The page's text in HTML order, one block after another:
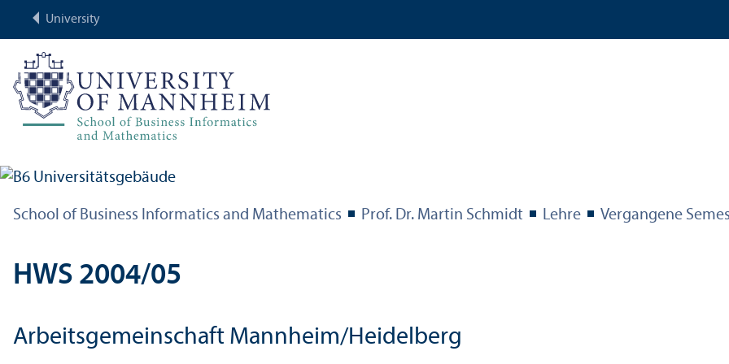
University
School of Business Informatics and Mathematics Prof. Dr. Martin Schmidt Lehre Vergangene
HWS 2004/05
Arbeitsgemeinschaft Mannheim/Heidelberg